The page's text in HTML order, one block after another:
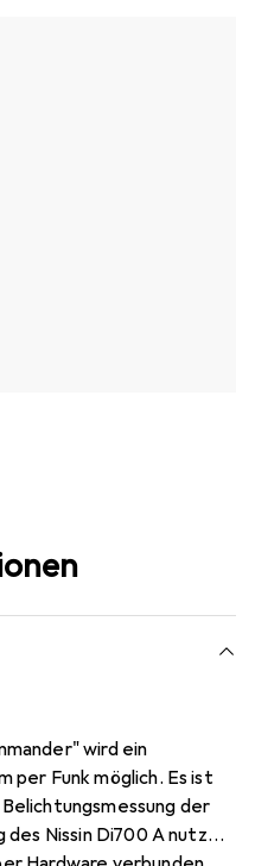
wird ein
per Funk möglich. Es ist
der
Nissin Di700 A nutzen,